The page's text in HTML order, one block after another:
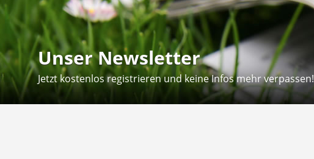
Unser Newsletter
Jetzt kostenlos registrieren und keine Infos mehr verpassen!